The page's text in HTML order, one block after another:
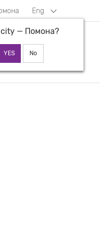
city — Помона?
Eng